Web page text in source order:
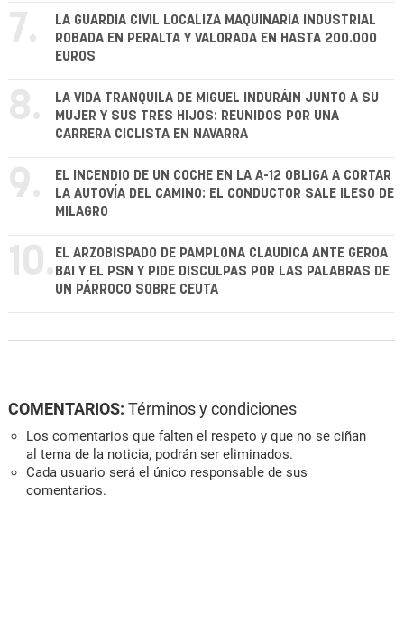
7.
LA GUARDIA CIVIL LOCALIZA MAQUINARIA INDUSTRIAL
ROBADA EN PERALTA Y VALORADA EN HASTA 200.000
EUROS
8.
LA VIDA TRANQUILA DE MIGUEL INDURÁIN JUNTO A SU
MUJER Y SUS TRES HIJOS: REUNIDOS POR UNA
CARRERA CICLISTA EN NAVARRA
9.
EL INCENDIO DE UN COCHE EN LA A-12 OBLIGA A CORTAR
LA AUTOVÍA DEL CAMINO: EL CONDUCTOR SALE ILESO DE
MILAGRO
10. EL ARZOBISPADO DE PAMPLONA CLAUDICA ANTE GEROA
BAI Y EL PSN Y PIDE DISCULPAS POR LAS PALABRAS DE
UN PÁRROCO SOBRE CEUTA
COMENTARIOS: Términos y condiciones
Los comentarios que falten el respeto y que no se ciñan
al tema de la noticia, podrán ser eliminados.
Cada usuario será el único responsable de sus
comentarios.